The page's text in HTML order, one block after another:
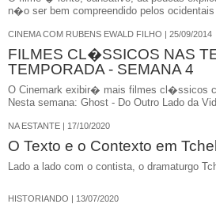
n�o ser bem compreendido pelos ocidentais
CINEMA COM RUBENS EWALD FILHO | 25/09/2014
FILMES CL�SSICOS NAS
TEMPORADA - SEMANA 4
O Cinemark exibir� mais filmes cl�ssicos
Nesta semana: Ghost - Do Outro Lado da
NA ESTANTE | 17/10/2020
O Texto e o Contexto em
Lado a lado com o contista, o dramaturgo
HISTORIANDO | 13/07/2020